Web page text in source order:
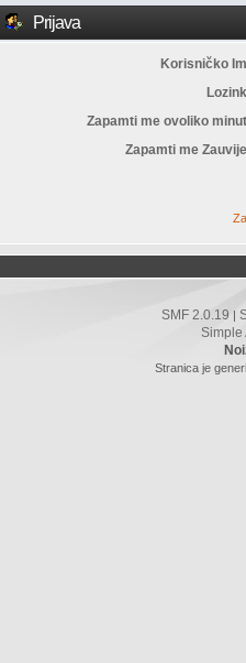
Prijava
Korisničko
Zapamti me ovoliko
Zapamti me
SMF 2.0.19
Simple
Stranica je